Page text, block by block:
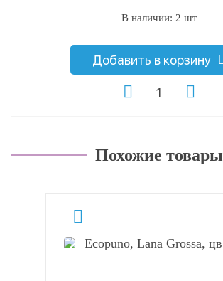
В наличии: 2 шт
Добавить в корзину
Похожие товары